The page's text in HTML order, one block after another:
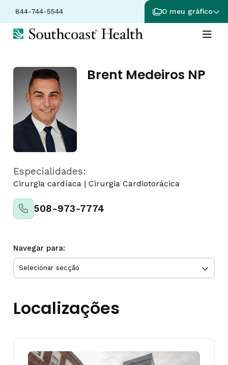
844-744-5544 O meu gráfico
Brent Medeiros NP
Especialidades:
Cirurgia cardíaca | Cirurgia Cardiotorácica
508-973-7774
Navegar para:
Localizações